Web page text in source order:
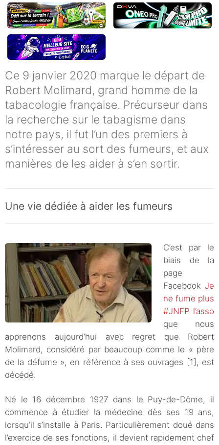
Ce 9 janvier 2020 marque le départ de
Robert Molimard, grand homme de la
tabacologie française. Précurseur dans
la recherche sur le tabagisme dans
notre pays, il fut l’un des premiers à
s’intéresser au sort des fumeurs, et aux
manières de les aider à s’en sortir.
Une vie dédiée à aider les fumeurs
C’est par le
biais de la
page
Facebook Je
ne fume plus
#JNFP l’asso
que nous
apprenons aujourd’hui avec regret que Robert
Molimard, considéré par beaucoup comme le « père
de la défume », en référence à ses ouvrages [1], est
décédé.
Né le 16 décembre 1927 dans le Puy-de-Dôme, il
commence à étudier la médecine dès ses 19 ans,
lorsqu’il s’installe à Paris. Particulièrement doué dans
l’exercice de ses fonctions, il devient rapidement chef